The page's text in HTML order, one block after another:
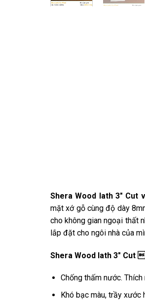
Shera Wood lath 3″ Cut
mặt xớ gỗ cùng độ dày
cho không gian ngoại thất
lắp đặt cho ngôi nhà của
Shera Wood lath 3″ Cut
Chống thấm nước.
Khó bạc màu, trầy xước